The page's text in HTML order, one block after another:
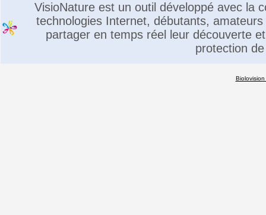
VisioNature est un outil développé avec la
technologies Internet, débutants,
partager en temps réel leur découverte
protection
Biolovision